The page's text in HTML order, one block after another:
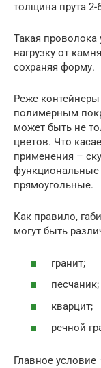
толщина прута
Такая
нагрузку от
сохраняя форму.
Реже
полимерным
может быть не
цветов. Что
применения –
функциональные
прямоугольные.
Как правило,
могут быть
гранит;
песчаник;
кварцит;
речной
Главное